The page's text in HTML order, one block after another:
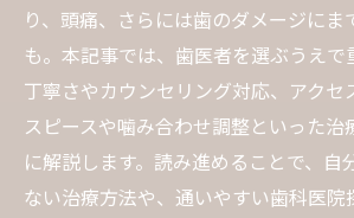
り、頭痛、さらには歯のダメージにま
も。本記事では、歯医者を選ぶうえで
丁寧さやカウンセリング対応、アクセ
スピースや噛み合わせ調整といった治
に解説します。読み進めることで、自
ない治療方法や、通いやすい歯科医